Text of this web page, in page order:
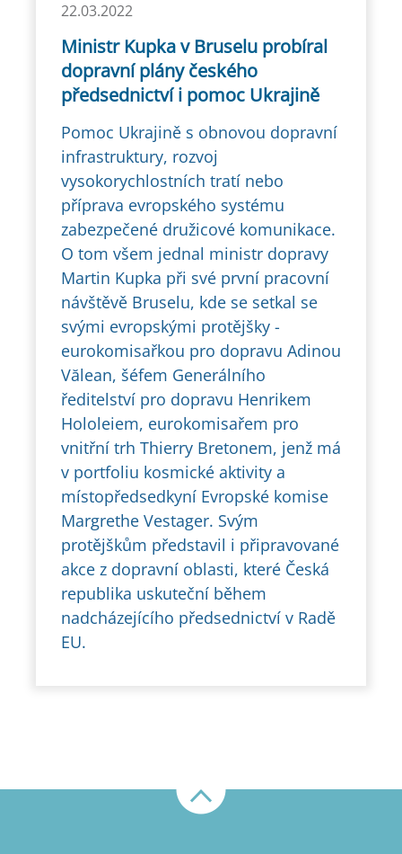
22.03.2022
Ministr Kupka v Bruselu probíral
dopravní plány českého
předsednictví i pomoc Ukrajině
Pomoc Ukrajině s obnovou dopravní
infrastruktury, rozvoj
vysokorychlostních tratí nebo
příprava evropského systému
zabezpečené družicové komunikace.
O tom všem jednal ministr dopravy
Martin Kupka při své první pracovní
návštěvě Bruselu, kde se setkal se
svými evropskými protějšky -
eurokomisařkou pro dopravu Adinou
Vălean, šéfem Generálního
ředitelství pro dopravu Henrikem
Hololeiem, eurokomisařem pro
vnitřní trh Thierry Bretonem, jenž má
v portfoliu kosmické aktivity a
místopředsedkyní Evropské komise
Margrethe Vestager. Svým
protějškům představil i připravované
akce z dopravní oblasti, které Česká
republika uskuteční během
nadcházejícího předsednictví v Radě
EU.